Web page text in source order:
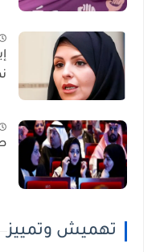
تهميش وتمييز